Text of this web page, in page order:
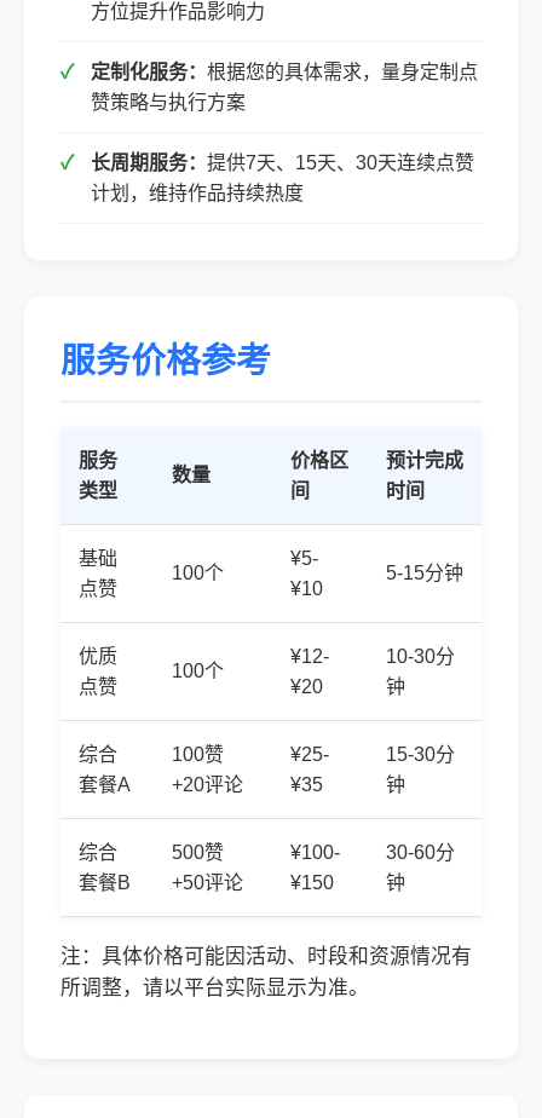
方位提升作品影响力
定制化服务： 根据您的具体需求，量身定制点
赞策略与执行方案
长周期服务： 提供7天、15天、30天连续点赞
计划，维持作品持续热度
服务价格参考
服务
类型
数量
价格区
间
预计完成
时间
基础
点赞
100个
¥5-
¥10
5-15分钟
优质
点赞
100个
¥12-
¥20
10-30分
钟
综合
套餐A
100赞
+20评论
¥25-
¥35
15-30分
钟
综合
套餐B
500赞
+50评论
¥100-
¥150
30-60分
钟
注：具体价格可能因活动、时段和资源情况有
所调整，请以平台实际显示为准。